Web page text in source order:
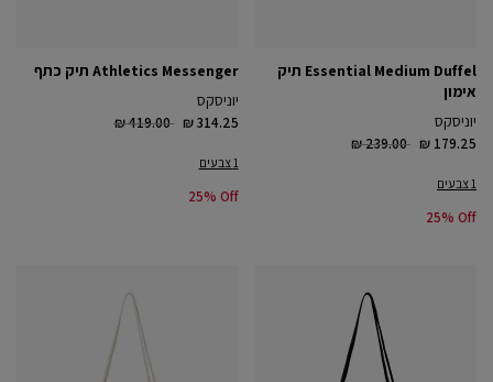
Essential Medium Duffel תיק
אימון
יוניסקס
Price reduced from
₪ 239.00 to₪ 179.25
1 צבעים
25% Off
Athletics Messenger תיק כתף
יוניסקס
Price reduced from
₪ 419.00 to₪ 314.25
1 צבעים
25% Off